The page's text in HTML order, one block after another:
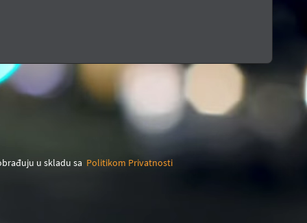
u skladu sa Politikom Privatnosti